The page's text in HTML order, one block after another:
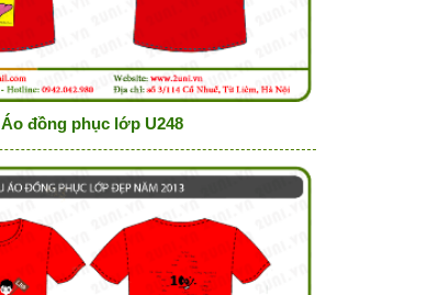
Áo đồng phục lớp U248